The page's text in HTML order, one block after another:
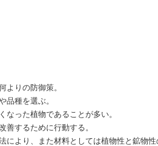
よりの防御策。
品種を選ぶ。
なった植物であることが多い。
善するために行動する。
により、また材料としては植物性と鉱物